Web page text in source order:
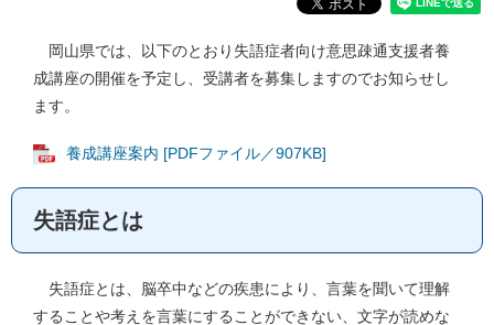
岡山県では、以下のとおり失語症者向け意思疎通支援者養
成講座の開催を予定し、受講者を募集しますのでお知らせし
ます。
養成講座案内 [PDFファイル／907KB]
失語症とは
失語症とは、脳卒中などの疾患により、言葉を聞いて理解
することや考えを言葉にすることができない、文字が読めな